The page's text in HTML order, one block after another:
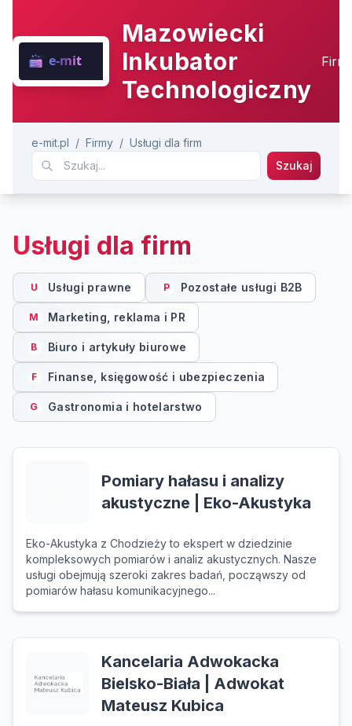
Mazowiecki
Inkubator
Technologiczny
e-mit.pl / Firmy / Usługi dla firm
Szukaj
Usługi dla firm
U Usługi prawne P Pozostałe usługi B2B
M Marketing, reklama i PR
B Biuro i artykuły biurowe
F Finanse, księgowość i ubezpieczenia
G Gastronomia i hotelarstwo
Pomiary hałasu i analizy
akustyczne | Eko-Akustyka
Eko-Akustyka z Chodzieży to ekspert w dziedzinie
kompleksowych pomiarów i analiz akustycznych. Nasze
usługi obejmują szeroki zakres badań, począwszy od
pomiarów hałasu komunikacyjnego...
Kancelaria Adwokacka
Bielsko-Biała | Adwokat
Mateusz Kubica